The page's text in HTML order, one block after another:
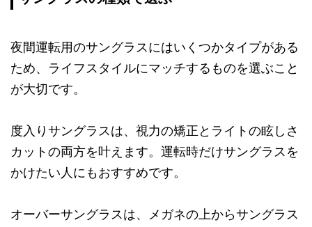
夜間運転用のサングラスにはいくつかタイプがある
ため、ライフスタイルにマッチするものを選ぶこと
が大切です。
度入りサングラスは、視力の矯正とライトの眩しさ
カットの両方を叶えます。運転時だけサングラスを
かけたい人にもおすすめです。
オーバーサングラスは、メガネの上からサングラス